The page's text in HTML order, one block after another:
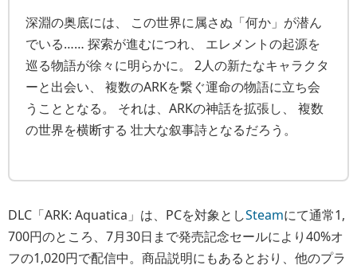
深淵の奥底には、 この世界に属さぬ「何か」が潜ん
でいる…… 探索が進むにつれ、 エレメントの起源を
巡る物語が徐々に明らかに。 2人の新たなキャラクタ
ーと出会い、 複数のARKを繋ぐ運命の物語に立ち会
うこととなる。 それは、ARKの神話を拡張し、 複数
の世界を横断する 壮大な叙事詩となるだろう。
DLC「ARK: Aquatica」は、PCを対象としSteamにて通常1,
700円のところ、7月30日まで発売記念セールにより40%オ
フの1,020円で配信中。商品説明にもあるとおり、他のプラ